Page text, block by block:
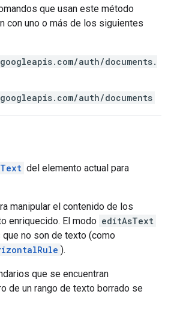
que usan este método
con uno o más de los siguientes
auth/documents.
auth/documents
Text del elemento actual para
manipular el contenido de los
enriquecido. El modo editAsText
no son de texto (como
).
que se encuentran
de un rango de texto borrado se